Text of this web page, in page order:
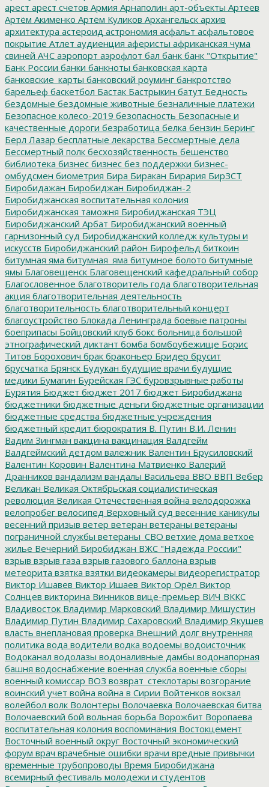
арест арест счетов Армия Арнаполин арт-объекты Артеев
Артём Акименко Артём Куликов Архангельск архив
архитектура астероид астрономия асфальт асфальтовое
покрытие Атлет аудиенция аферисты африканская чума
свиней АЧС аэропорт аэрофлот бал банк банк "Открытие"
Банк России банки банкноты банковская карта
банковские_карты банковский роуминг банкротство
барельеф баскетбол Бастак Бастрыкин батут Бедность
бездомные бездомные животные безналичные платежи
Безопасное колесо-2019 безопасность Безопасные и
качественные дороги безработица белка бензин Беринг
Берл Лазар бесплатные лекарства Бессмертные дела
Бессмертный полк бесхозяйственность бешенство
библиотека бизнес бизнес без поддержки бизнес-
омбудсмен биометрия Бира Биракан Бирария БирЗСТ
Биробидажан Биробиджан Биробиджан-2
Биробиджанская воспитательная колония
Биробиджанская таможня Биробиджанская ТЭЦ
Биробиджанский Арбат Биробиджанский военный
гарнизонный суд Биробиджанский колледж культуры и
искусств Биробиджанский район Бирофельд биткоин
битумная яма битумная_яма битумное болото битумные
ямы Благовещенск Благовещенский кафедральный собор
Благословенное благотворитель года благотворительная
акция благотворительная деятельность
благотворительность благотворительный концерт
благоустройство Блокада Ленинграда боевые патроны
боеприпасы Бойцовский клуб бокс больница большой
этнографический диктант бомба бомбоубежище Борис
Титов Борохович брак браконьер Бридер брусит
брусчатка Брянск Будукан будущие врачи будущие
медики Бумагин Бурейская ГЭС буровзрывные работы
Бурятия Бюджет бюджет 2017 бюджет Биробиджана
бюджетники бюджетные деньги бюджетные организации
бюджетные средства бюджетные учреждения
бюджетный кредит бюрократия В. Путин В.И. Ленин
Вадим Зингман вакцина вакцинация Валдгейм
Валдгеймский детдом валежник Валентин Брусиловский
Валентин Коровин Валентина Матвиенко Валерий
Дранников вандализм вандалы Васильева ВВО ВВП Вебер
Великан Великая Октябрьская социалистическая
революция Великая Отечественная война велодорожка
велопробег велосипед Верховный суд весенние каникулы
весенний призыв ветер ветеран ветераны ветераны
пограничной службы ветераны_СВО ветхие дома ветхое
жилье Вечерний Биробиджан ВЖС "Надежда России"
взрыв взрыв газа взрыв газового баллона взрыв
метеорита взятка взятки видеокамеры видеорегистратор
Виктор Ишавев Виктор Ишаев Виктор Орёл Виктор
Солнцев викторина Винников вице-премьер ВИЧ ВККС
Владивосток Владимир Марковский Владимир Мишустин
Владимир Путин Владимир Сахаровский Владимир Якушев
власть внеплановая проверка Внешний долг внутренняя
политика вода водители водка водоемы водоисточник
Водоканал водолазы водоналивные дамбы водонапорная
башня водоснабжение военная служба военные сборы
военный комиссар ВОЗ возврат_стеклотары возгорание
воинский учет война война в Сирии Войтенков вокзал
волейбол волк Волонтеры Волочаевка Волочаевская битва
Волочаевский бой вольная борьба Ворожбит Воропаева
воспитательная колония воспоминания Востокцемент
Восточный военный округ Восточный экономический
форум врач врачебные ошибки врачи вредные привычки
временные трубопроводы Время Биробиджана
всемирный фестиваль молодежи и студентов